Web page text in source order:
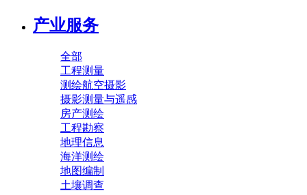
产业服务
全部
工程测量
测绘航空摄影
摄影测量与遥感
房产测绘
工程勘察
地理信息
海洋测绘
地图编制
土壤调查